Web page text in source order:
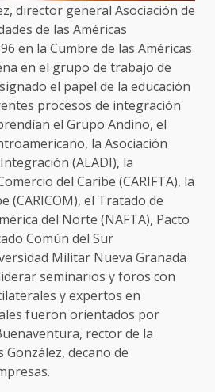
director general Asociación de
de las Américas
en la Cumbre de las Américas
en el grupo de trabajo de
el papel de la educación
procesos de integración
el Grupo Andino, el
la Asociación
(ALADI), la
del Caribe (CARIFTA), la
(CARICOM), el Tratado de
del Norte (NAFTA), Pacto
Común del Sur
Militar Nueva Granada
seminarios y foros con
y expertos en
fueron orientados por
rector de la
González, decano de